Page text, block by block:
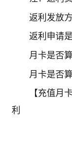
返利发放
返利申请
月卡是否
月卡是否
【充值月
利